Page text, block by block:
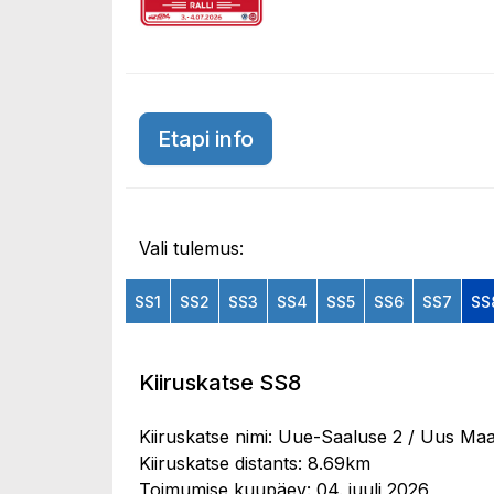
Etapi info
Vali tulemus:
SS1 SS2 SS3 SS4 SS5 SS6 SS7
Kiiruskatse SS8
Kiiruskatse nimi: Uue-Saaluse 2 / Uus
Kiiruskatse distants: 8.69km
Toimumise kuupäev: 04. juuli 2026